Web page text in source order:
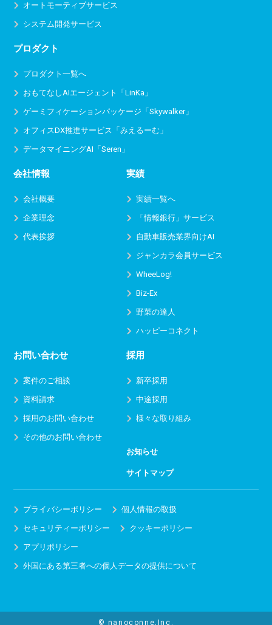
オートモーティブサービス
システム開発サービス
プロダクト
プロダクト一覧へ
おもてなしAIエージェント「LinKa」
ゲーミフィケーションパッケージ「Skywalker」
オフィスDX推進サービス 「みえるーむ」
データマイニングAI「Seren」
会社情報
会社概要
企業理念
代表挨拶
実績
実績一覧へ
「情報銀行」サービス
自動車販売業界向けAI
ジャンカラ会員サービス
WheeLog!
Biz-Ex
野菜の達人
ハッピーコネクト
お問い合わせ
案件のご相談
資料請求
採用のお問い合わせ
その他のお問い合わせ
採用
新卒採用
中途採用
様々な取り組み
お知らせ
サイトマップ
プライバシーポリシー 個人情報の取扱
セキュリティーポリシー クッキーポリシー
アプリポリシー
外国にある第三者への個人データの提供について
© nanoconne,Inc.